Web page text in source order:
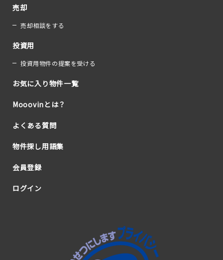
売却
売却相談をする
投資用
投資用物件の提案を受ける
お気に入り物件一覧
Mooovinとは？
よくある質問
物件探し用語集
会員登録
ログイン